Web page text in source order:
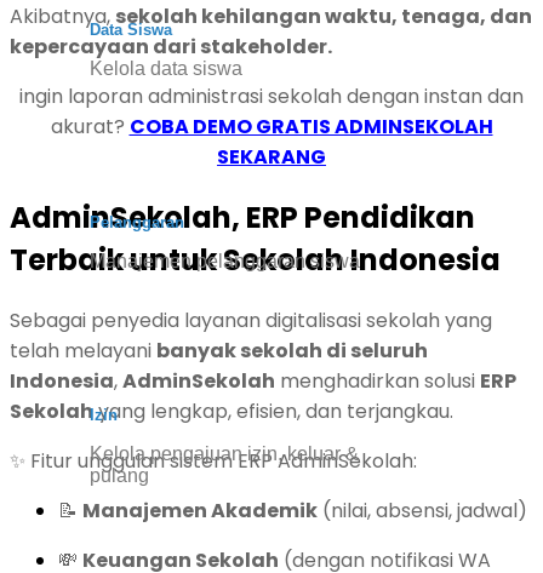
Data Siswa
Kelola data siswa
Pelanggaran
Manajemen pelanggaran siswa
Izin
Kelola pengajuan izin, keluar &
pulang
Akibatnya, sekolah kehilangan waktu, tenaga, dan
kepercayaan dari stakeholder.
ingin laporan administrasi sekolah dengan instan dan
akurat? COBA DEMO GRATIS ADMINSEKOLAH
SEKARANG
AdminSekolah, ERP Pendidikan
Terbaik untuk Sekolah Indonesia
Sebagai penyedia layanan digitalisasi sekolah yang
telah melayani banyak sekolah di seluruh
Indonesia,AdminSekolah menghadirkan solusi ERP
Sekolahyang lengkap, efisien, dan terjangkau.
✨ Fitur unggulan sistem ERP AdminSekolah:
📝 Manajemen Akademik (nilai, absensi, jadwal)
💸 Keuangan Sekolah (dengan notifikasi WA